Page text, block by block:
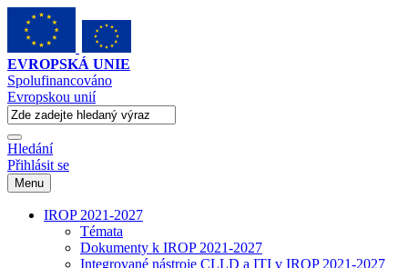
EVROPSKÁ UNIE
Spolufinancováno
Evropskou unií
Hledání
Přihlásit se
Menu
IROP 2021-2027
Témata
Dokumenty k IROP 2021-2027
Integrované nástroje CLLD a ITI v IROP 2021-2027